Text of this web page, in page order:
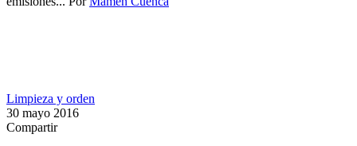
Limpieza y orden
30 mayo 2016
Compartir